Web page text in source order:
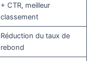
+ CTR, meilleur
classement
Réduction du taux de
rebond